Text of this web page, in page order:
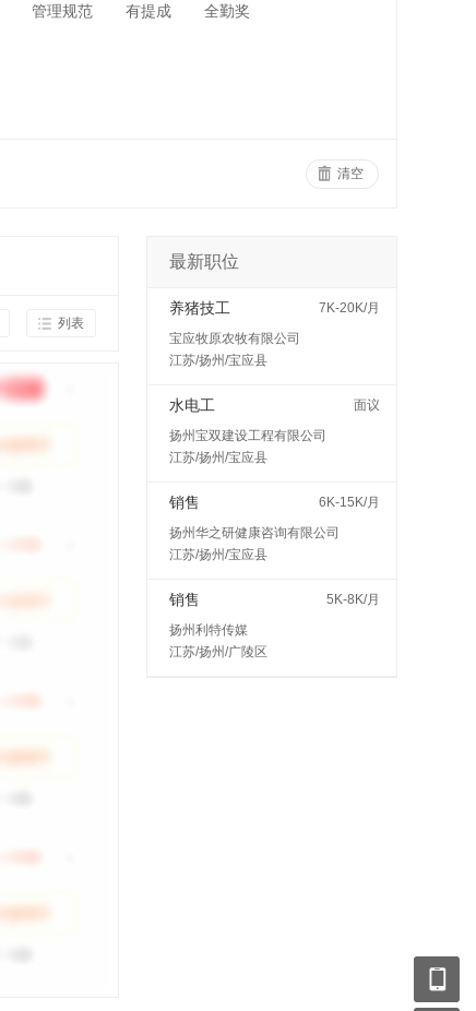
管理规范 有提成 全勤奖
清空
列表
最新职位
养猪技工
7K-20K/月
宝应牧原农牧有限公司
江苏/扬州/宝应县
水电工
面议
扬州宝双建设工程有限公司
江苏/扬州/宝应县
销售
6K-15K/月
扬州华之研健康咨询有限公司
江苏/扬州/宝应县
销售
5K-8K/月
扬州利特传媒
江苏/扬州/广陵区